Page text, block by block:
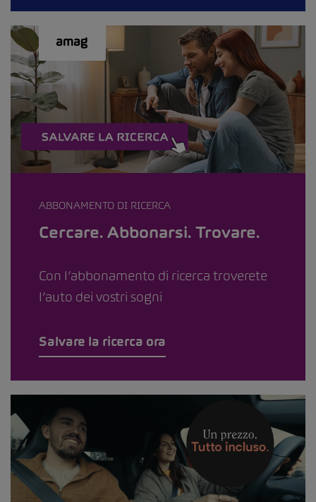
ABBONAMENTO DI RICERCA
Cercare. Abbonarsi. Trovare.
Con l’abbonamento di ricerca troverete
l’auto dei vostri sogni
Salvare la ricerca ora